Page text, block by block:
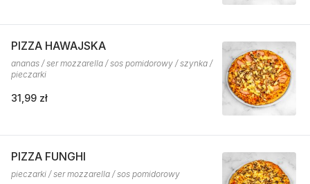
PIZZA HAWAJSKA
ananas / ser mozzarella / sos pomidorowy / szynka /
pieczarki
31,99 zł
PIZZA FUNGHI
pieczarki / ser mozzarella / sos pomidorowy